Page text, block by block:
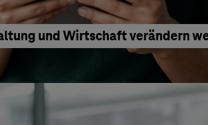
und Wirtschaft verändern